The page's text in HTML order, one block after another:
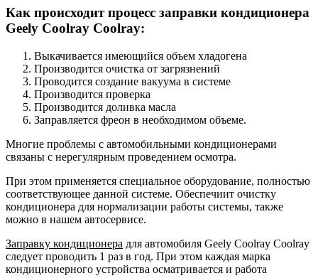
Как происходит процесс заправки кондиционера
Geely Coolray Coolray:
Выкачивается имеющийся объем хладогена
Производится очистка от загрязнений
Проводится создание вакуума в системе
Производится проверка
Производится доливка масла
Заправляется фреон в необходимом объеме.
Многие проблемы с автомобильными кондиционерами
связаны с нерегулярным проведением осмотра.
При этом применяется специальное оборудование, полностью
соответствующее данной системе. Обеспечиит очистку
кондиционера для нормализации работы системы, также
можно в нашем автосервисе.
Заправку кондиционера для автомобиля Geely Coolray Coolray
следует проводить 1 раз в год. При этом каждая марка
кондиционерного устройства осматривается и работа